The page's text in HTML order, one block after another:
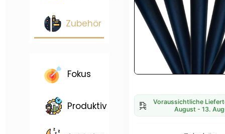
Zubehör
Fokus
Produktiv
Voraussichtliche
August - 13.